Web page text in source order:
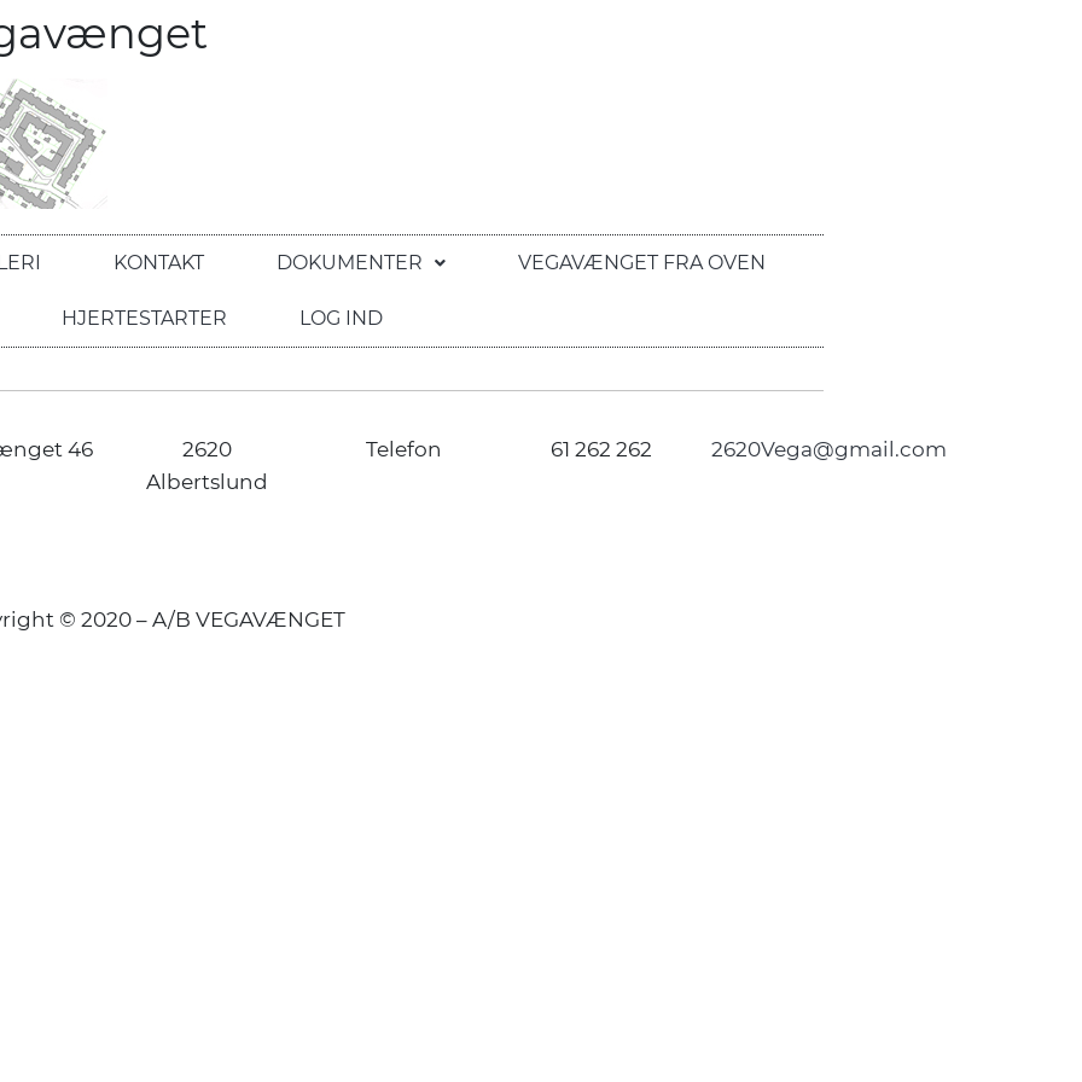
KONTAKT DOKUMENTER VEGAVÆNGET FRA OVEN
HJERTESTARTER LOG IND
46
2620
Albertslund
Telefon 61 262 262 2620Vega@gmail.com
© 2020 – A/B VEGAVÆNGET